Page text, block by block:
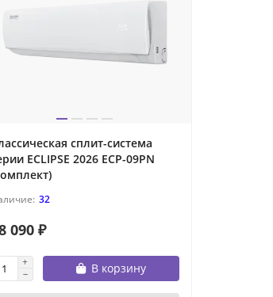
сплит-система
ECLIPSE 2026 ECP-09PN
32
090 ₽
В корзину